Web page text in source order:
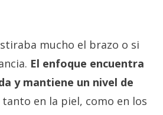
mucho el brazo o si
El enfoque encuentra
y mantiene un nivel de
tanto en la piel, como en los